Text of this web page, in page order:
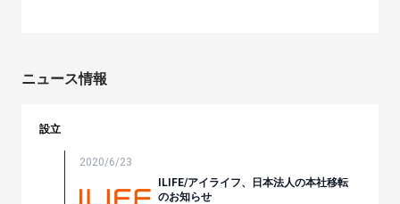
ニュース情報
設立
2020/6/23
ILIFE/アイライフ、日本法人の本社移転
のお知らせ